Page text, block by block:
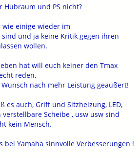
keiner mehr !
werden im
teilweise suggeriert
es noch Lautsprecher
einen 8 Zylinder
man immer im
und Drehmoment
Hubraum und PS nicht?
einige wieder im
und ja keine Kritik gegen ihren
wollen.
hat will euch keiner den Tmax
reden.
nach mehr Leistung geäußert!
es auch, Griff und Sitzheizung, LED,
Scheibe , usw usw sind
kein Mensch.
bei Yamaha sinnvolle Verbesserungen !